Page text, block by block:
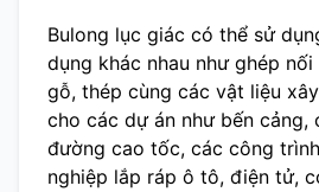
Bulong lục giác có thể sử
dụng khác nhau như ghép
gỗ, thép cùng các vật liệu
cho các dự án như bến cảng,
đường cao tốc, các công
nghiệp lắp ráp ô tô, điện tử,